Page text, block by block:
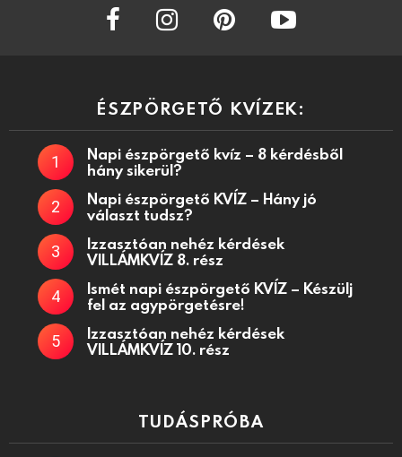
facebook instagram
ÉSZPÖRGETŐ KVÍZEK:
Napi észpörgető kvíz – 8 kérdésből
hány sikerül?
Napi észpörgető KVÍZ – Hány jó
választ tudsz?
Izzasztóan nehéz kérdések
VILLÁMKVÍZ 8. rész
Ismét napi észpörgető KVÍZ – Készülj
fel az agypörgetésre!
Izzasztóan nehéz kérdések
VILLÁMKVÍZ 10. rész
TUDÁSPRÓBA